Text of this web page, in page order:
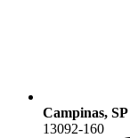
Campinas, SP
13092-160